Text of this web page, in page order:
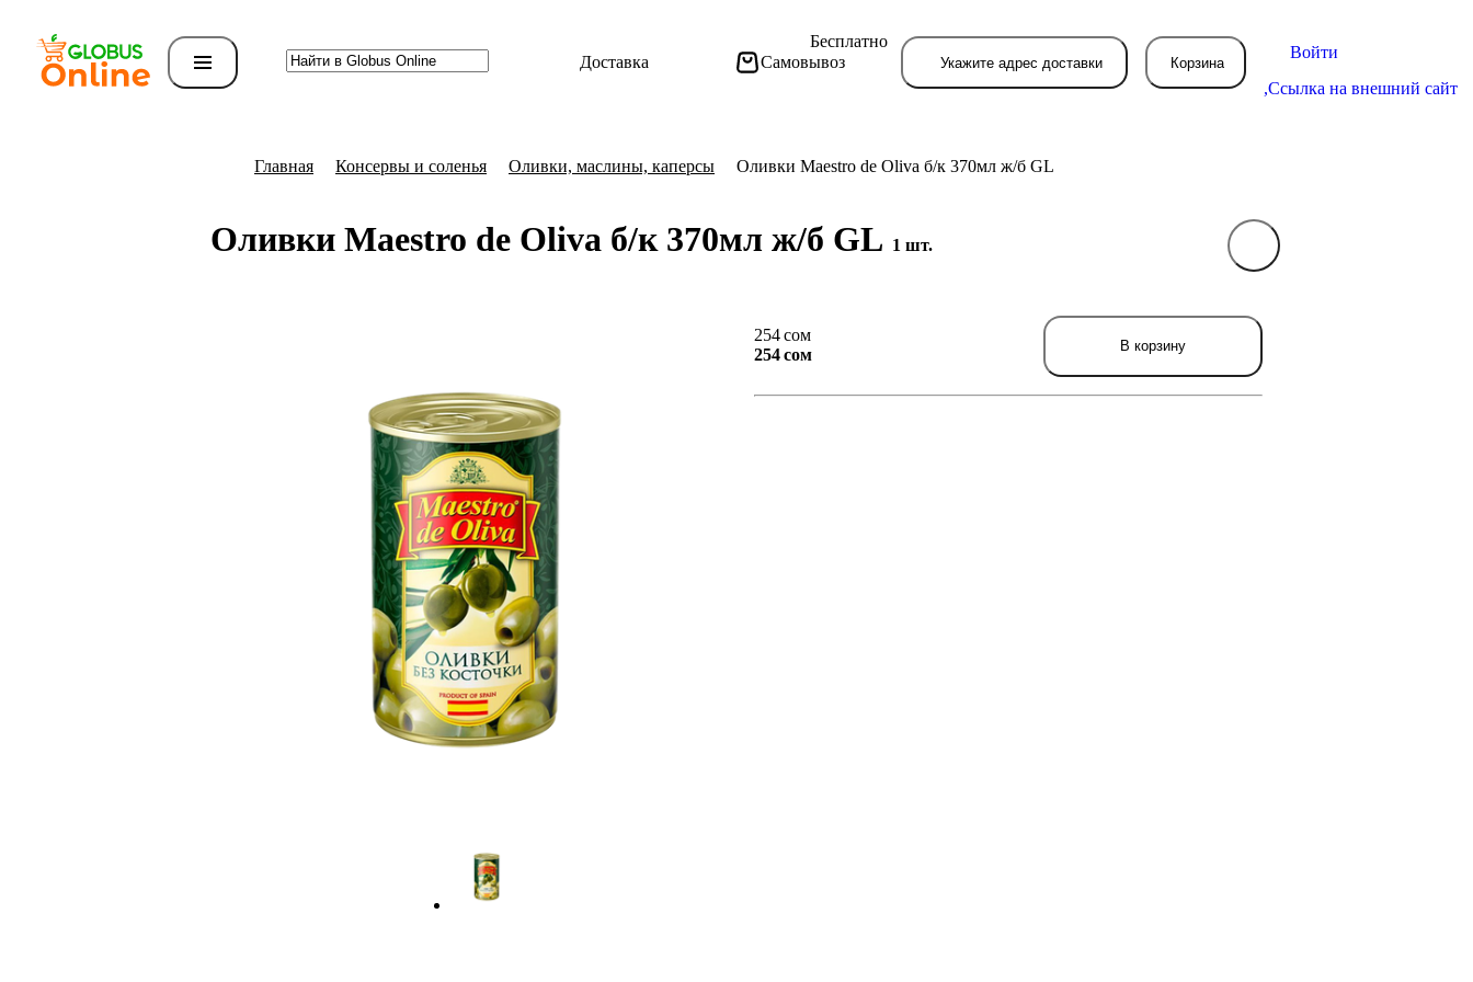
Доставка Самовывоз
Бесплатно
Укажите адрес доставки Корзина
Войти
,Ссылка на внешний сайт
Главная Консервы и соленья Оливки, маслины, каперсы Оливки Maestro de Oliva б/к 370мл ж/б GL
Оливки Maestro de Oliva б/к 370мл ж/б GL 1 шт.
254 сом
254 сом
В корзину
Тут появятся товары, которые вы закажете.